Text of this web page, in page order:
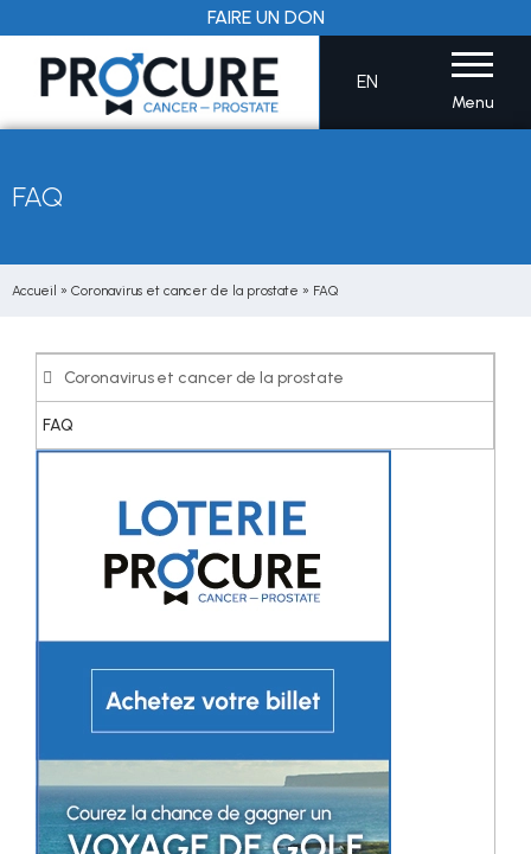
au
contenu
FAIRE UN DON
EN
Menu
FAQ
Accueil » Coronavirus et cancer de la prostate » FAQ
Coronavirus et cancer de la prostate
FAQ